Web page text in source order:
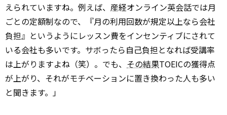
えられていますね。例えば、産経オンライン英会話では月
ごとの定額制なので、『月の利用回数が規定以上なら会社
負担』というようにレッスン費をインセンティブにされて
いる会社も多いです。サボったら自己負担となれば受講率
は上がりますよね（笑）。でも、 その結果TOEICの獲得点
が上がり、それがモチベーションに置き換わった人も多い
と聞きます。」